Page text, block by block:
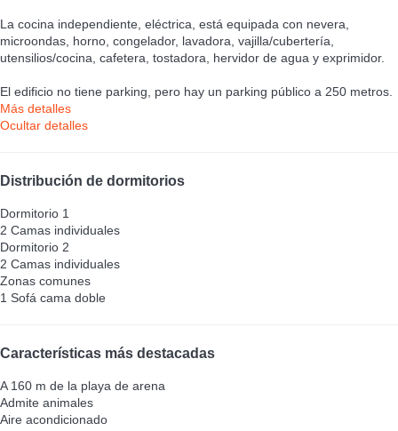
La cocina independiente, eléctrica, está equipada con nevera,
microondas, horno, congelador, lavadora, vajilla/cubertería,
utensilios/cocina, cafetera, tostadora, hervidor de agua y exprimidor.
El edificio no tiene parking, pero hay un parking público a 250 metros.
Más detalles
Ocultar detalles
Distribución de dormitorios
Dormitorio 1
2 Camas individuales
Dormitorio 2
2 Camas individuales
Zonas comunes
1 Sofá cama doble
Características más destacadas
A 160 m de la playa de arena
Admite animales
Aire acondicionado